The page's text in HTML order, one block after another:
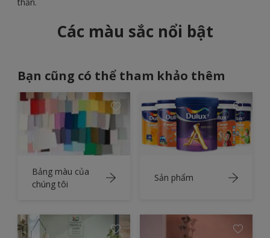
thần.
Các màu sắc nổi bật
Bạn cũng có thể tham khảo thêm
Bảng màu của
chúng tôi
Sản phẩm